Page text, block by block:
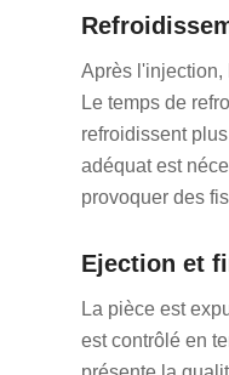
Après l'injection,
Le temps de
refroidissent
adéquat est
provoquer des
Ejection et
La pièce est
est contrôlé en